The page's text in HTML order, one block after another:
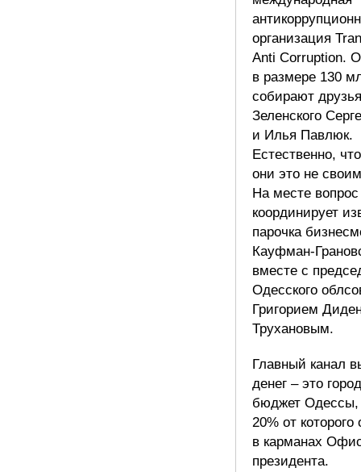
организация
Anti Corruption.
в размере 130
собирают друзья
Зеленского
и Илья Павлюк.
Естественно,
они это не
На месте вопрос
координирует
парочка
Кауфман-
вместе с
Одесского
Григорием
Трухановым.
Главный канал
денег – это
бюджет Одессы,
20% от которого
в карманах
президента.